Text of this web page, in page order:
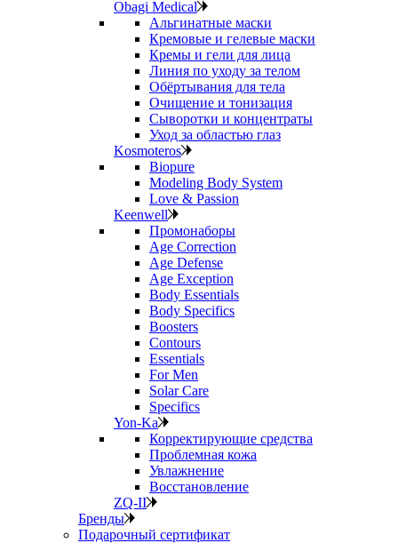
Obagi Medical
Альгинатные маски
Кремовые и гелевые маски
Кремы и гели для лица
Линия по уходу за телом
Обёртывания для тела
Очищение и тонизация
Сыворотки и концентраты
Уход за областью глаз
Kosmoteros
Biopure
Modeling Body System
Love & Passion
Keenwell
Промонаборы
Age Correction
Age Defense
Age Exception
Body Essentials
Body Specifics
Boosters
Contours
Essentials
For Men
Solar Care
Specifics
Yon-Ka
Корректирующие средства
Проблемная кожа
Увлажнение
Восстановление
ZQ-II
Бренды
Подарочный сертификат